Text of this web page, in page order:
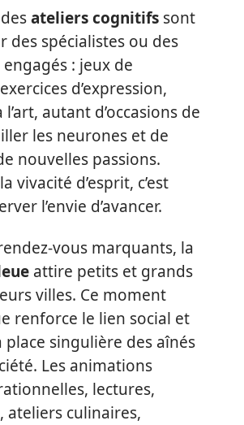
ateliers cognitifs sont
des spécialistes ou des
: jeux de
d’expression,
autant d’occasions de
les neurones et de
nouvelles passions.
vivacité d’esprit, c’est
l’envie d’avancer.
vous marquants, la
attire petits et grands
villes. Ce moment
renforce le lien social et
place singulière des aînés
Les animations
lectures,
ateliers culinaires,